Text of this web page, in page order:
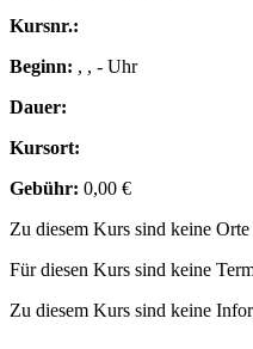
Kursnr.:
Beginn: , , - Uhr
Dauer:
Kursort:
Gebühr: 0,00 €
Zu diesem Kurs sind keine
Für diesen Kurs sind keine
Zu diesem Kurs sind keine